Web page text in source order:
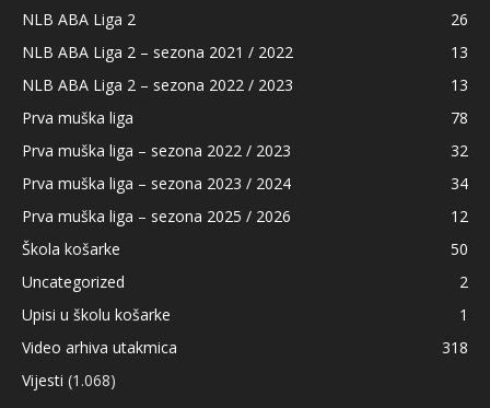
NLB ABA Liga 2
26
NLB ABA Liga 2 – sezona 2021 / 2022
13
NLB ABA Liga 2 – sezona 2022 / 2023
13
Prva muška liga
78
Prva muška liga – sezona 2022 / 2023
32
Prva muška liga – sezona 2023 / 2024
34
Prva muška liga – sezona 2025 / 2026
12
Škola košarke
50
Uncategorized
2
Upisi u školu košarke
1
Video arhiva utakmica
318
Vijesti (1.068)